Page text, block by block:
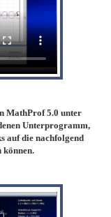
MathProf 5.0 unter
Unterprogramm,
auf die nachfolgend
können.